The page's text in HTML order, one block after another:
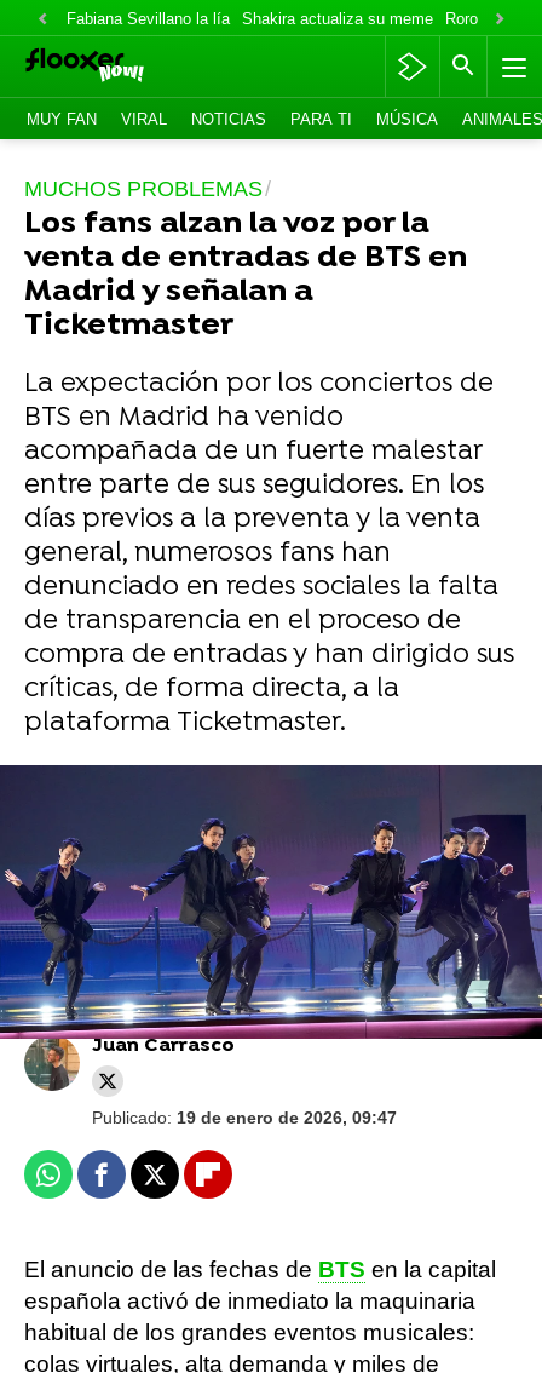
Fabiana Sevillano la lía Shakira actualiza su meme Roro lo niega
MUY FAN VIRAL NOTICIAS PARA TI MÚSICA ANIMALES
MUCHOS PROBLEMAS
Los fans alzan la voz por la
venta de entradas de BTS en
Madrid y señalan a
Ticketmaster
La expectación por los conciertos de
BTS en Madrid ha venido
acompañada de un fuerte malestar
entre parte de sus seguidores. En los
días previos a la preventa y la venta
general, numerosos fans han
denunciado en redes sociales la falta
de transparencia en el proceso de
compra de entradas y han dirigido sus
críticas, de forma directa, a la
plataforma Ticketmaster.
Harry Styles anuncia su cuarto álbum en
solitario, Kiss All the Time. Disco, Ocasionally
Juan Carrasco
Publicado: 19 de enero de 2026, 09:47
WhatsappFacebook
X Flipboard
El anuncio de las fechas de BTS en la capital
española activó de inmediato la maquinaria
habitual de los grandes eventos musicales:
colas virtuales, alta demanda y miles de